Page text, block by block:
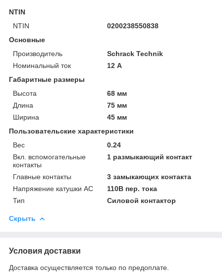
NTIN
NTIN
0200238550838
Основные
Производитель
Schrack Technik
Номинальный ток
12 А
Габаритные размеры
Высота
68 мм
Длина
75 мм
Ширина
45 мм
Пользовательские характеристики
Вес
0.24
Вкл. вспомогательные
контакты
1 размыкающий контакт
Главные контакты
3 замыкающих контакта
Напряжение катушки АС
110В пер. тока
Тип
Силовой контактор
Скрыть
Условия доставки
Доставка осуществляется только по предоплате.